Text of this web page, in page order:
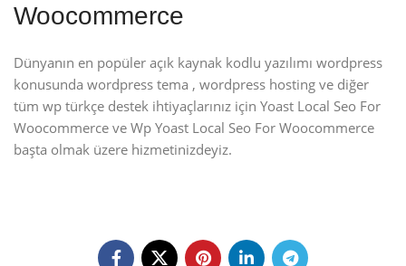
Woocommerce
Dünyanın en popüler açık kaynak kodlu yazılımı wordpress
konusunda wordpress tema , wordpress hosting ve diğer
tüm wp türkçe destek ihtiyaçlarınız için Yoast Local Seo For
Woocommerce ve Wp Yoast Local Seo For Woocommerce
başta olmak üzere hizmetinizdeyiz.